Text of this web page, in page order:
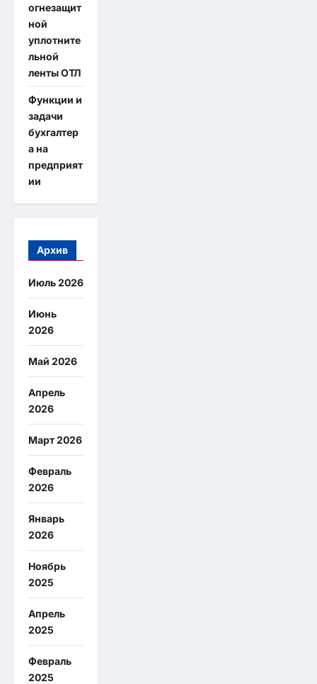
огнезащит
ной
уплотните
льной
ленты ОТЛ
Функции и
задачи
бухгалтер
а на
предприят
ии
Архив
Июль 2026
Июнь
2026
Май 2026
Апрель
2026
Март 2026
Февраль
2026
Январь
2026
Ноябрь
2025
Апрель
2025
Февраль
2025